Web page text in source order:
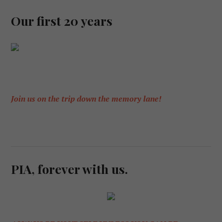
Our first 20 years
Join us on the trip down the memory lane!
PIA, forever with us.